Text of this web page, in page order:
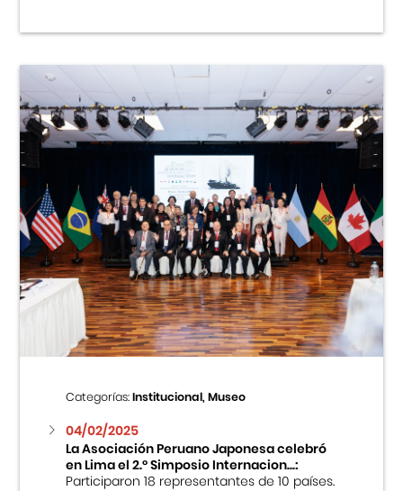
Categorías:Institucional, Museo
04/02/2025
La Asociación Peruano Japonesa celebró
en Lima el 2.º Simposio Internacion...:
Participaron 18 representantes de 10 países.